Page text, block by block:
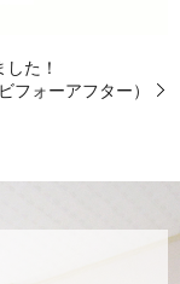
た！
フォーアフター）